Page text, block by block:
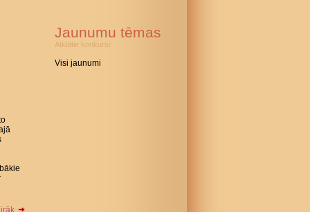
Jaunumu tēmas
Atklātie konkursi:
Visi jaunumi